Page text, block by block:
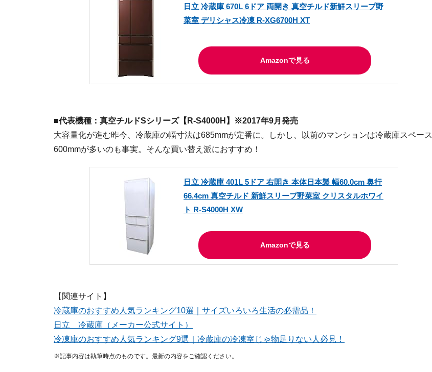
日立 冷蔵庫 670L 6ドア 両開き 真空チルド新鮮スリープ野
菜室 デリシャス冷凍 R-XG6700H XT
Amazonで見る
■代表機種：真空チルドSシリーズ【R-S4000H】※2017年9月発売
大容量化が進む昨今、冷蔵庫の幅寸法は685mmが定番に。しかし、以前のマンションは冷蔵庫スペース
600mmが多いのも事実。そんな買い替え派におすすめ！
日立 冷蔵庫 401L 5ドア 右開き 本体日本製 幅60.0cm 奥行
66.4cm 真空チルド 新鮮スリープ野菜室 クリスタルホワイ
ト R-S4000H XW
Amazonで見る
【関連サイト】
冷蔵庫のおすすめ人気ランキング10選｜サイズいろいろ生活の必需品！
日立 冷蔵庫（メーカー公式サイト）
冷凍庫のおすすめ人気ランキング9選｜冷蔵庫の冷凍室じゃ物足りない人必見！
※記事内容は執筆時点のものです。最新の内容をご確認ください。